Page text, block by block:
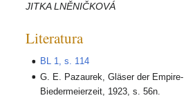
JITKA LNĚNIČKOVÁ
Literatura
BL 1, s. 114
G. E. Pazaurek, Gläser der Empire-
Biedermeierzeit, 1923, s. 56n.